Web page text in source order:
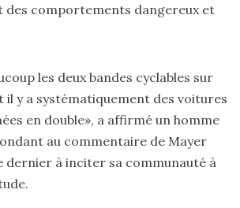
des comportements dangereux et
les deux bandes cyclables sur
il y a systématiquement des voitures
en double», a affirmé un homme
au commentaire de Mayer
dernier à inciter sa communauté à